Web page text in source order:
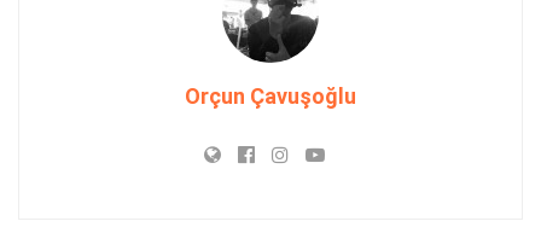
Orçun Çavuşoğlu